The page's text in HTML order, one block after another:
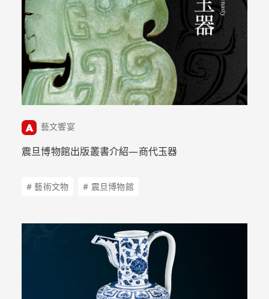
藝文饗宴
震旦博物館出版叢書介紹—商代玉器
# 藝術文物 # 震旦博物館